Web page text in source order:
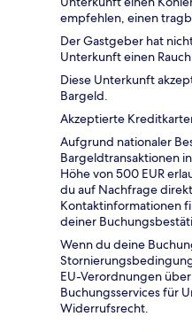
empfehlen, einen
Der Gastgeber hat
Unterkunft einen
Diese Unterkunft
Bargeld.
Akzeptierte
Aufgrund nationaler
Bargeldtransaktionen
Höhe von 500 EUR
du auf Nachfrage
Kontaktinformationen
deiner
Wenn du deine
EU-Verordnungen
Buchungsservices für
Widerrufsrecht.